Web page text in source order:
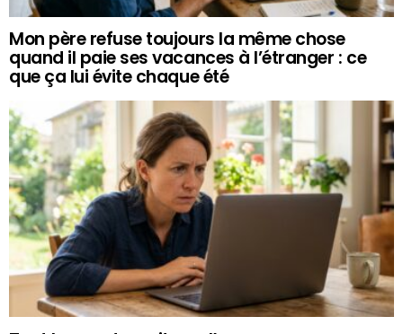
Mon père refuse toujours la même chose
quand il paie ses vacances à l’étranger : ce
que ça lui évite chaque été